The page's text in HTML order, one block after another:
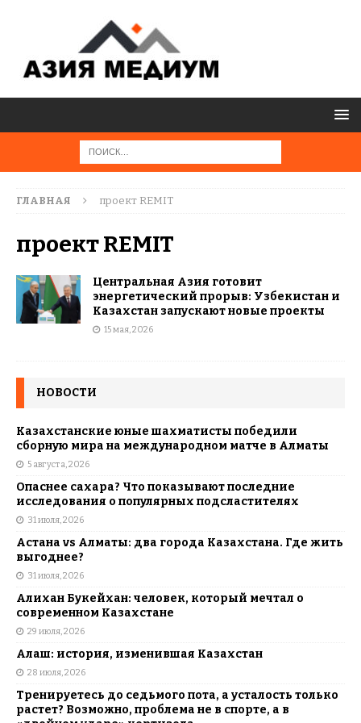
ГЛАВНАЯ проект REMIT
проект REMIT
Центральная Азия готовит
энергетический прорыв: Узбекистан и
Казахстан запускают новые проекты
15 мая, 2026
НОВОСТИ
Казахстанские юные шахматисты победили
сборную мира на международном матче в Алматы
5 августа, 2026
Опаснее сахара? Что показывают последние
исследования о популярных подсластителях
31 июля, 2026
Астана vs Алматы: два города Казахстана. Где жить
выгоднее?
31 июля, 2026
Алихан Букейхан: человек, который мечтал о
современном Казахстане
29 июля, 2026
Алаш: история, изменившая Казахстан
28 июля, 2026
Тренируетесь до седьмого пота, а усталость только
растет? Возможно, проблема не в спорте, а в